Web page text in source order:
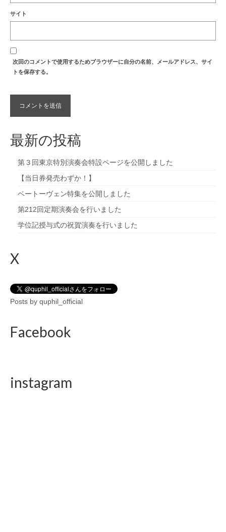
サイト
次回のコメントで使用するためブラウザーに自分の名前、メールアドレス、サイ
トを保存する。
最新の投稿
第３回東京特別演奏会特設ページを公開しました
【当日券発売わずか！】
ベートーヴェン特集を公開しました
第212回定期演奏会を行いました
学位記授与式の祝賀演奏を行いました
X
Posts by quphil_official
Facebook
instagram